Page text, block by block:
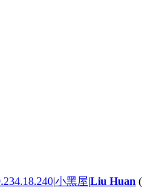
|小黑屋|Liu Huan (